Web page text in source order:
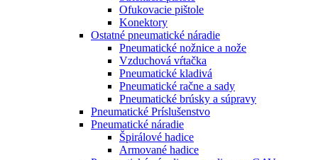
Ofukovacie pištole
Konektory
Ostatné pneumatické náradie
Pneumatické nožnice a nože
Vzduchová vŕtačka
Pneumatické kladivá
Pneumatické račne a sady
Pneumatické brúsky a súpravy
Pneumatické Príslušenstvo
Pneumatické náradie
Špirálové hadice
Armované hadice